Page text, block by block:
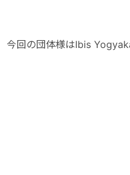
今回の団体様はIbis